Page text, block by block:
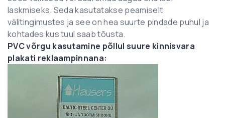
laskmiseks. Seda kasutatakse peamiselt
välitingimustes ja see on hea suurte pindade puhul ja
kohtades kus tuul saab tõusta.
PVC võrgu kasutamine põllul suure kinnisvara
plakati reklaampinnana: